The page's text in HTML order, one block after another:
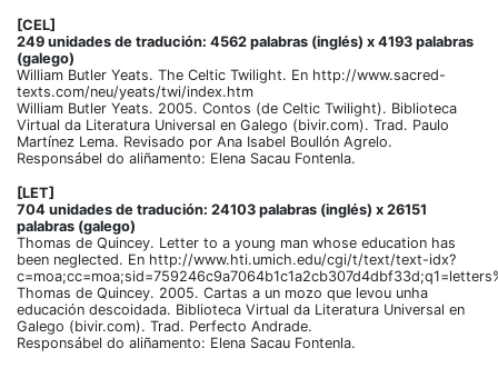
[CEL]
249 unidades de tradución: 4562 palabras (inglés) x 4193 palabras
(galego)
William Butler Yeats. The Celtic Twilight. En http://www.sacred-
texts.com/neu/yeats/twi/index.htm
William Butler Yeats. 2005. Contos (de Celtic Twilight). Biblioteca
Virtual da Literatura Universal en Galego (bivir.com). Trad. Paulo
Martínez Lema. Revisado por Ana Isabel Boullón Agrelo.
Responsábel do aliñamento: Elena Sacau Fontenla.
[LET]
704 unidades de tradución: 24103 palabras (inglés) x 26151
palabras (galego)
Thomas de Quincey. Letter to a young man whose education has
been neglected. En http://www.hti.umich.edu/cgi/t/text/text-idx?
Thomas de Quincey. 2005. Cartas a un mozo que levou unha
educación descoidada. Biblioteca Virtual da Literatura Universal en
Galego (bivir.com). Trad. Perfecto Andrade.
Responsábel do aliñamento: Elena Sacau Fontenla.